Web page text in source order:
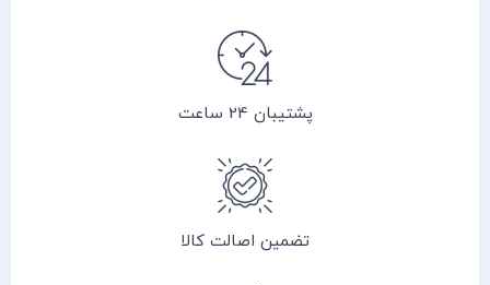
پشتیبان 24 ساعت
تضمین اصالت کالا